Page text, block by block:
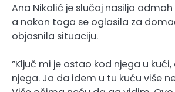
Ana Nikolić je slučaj nasilja
a nakon toga se oglasila za
objasnila situaciju.
”Ključ mi je ostao kod njega u
njega. Ja da idem u tu kuću više